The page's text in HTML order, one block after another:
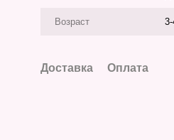
Возраст
Доставка Оплата